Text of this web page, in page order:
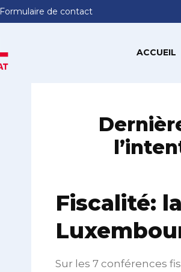
Formulaire de contact
ACCUEIL
Fiscalité:
Sur les 7 conférences